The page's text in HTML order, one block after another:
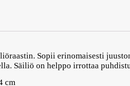
Sopii erinomaisesti
Säiliö on helppo irrottaa
cm